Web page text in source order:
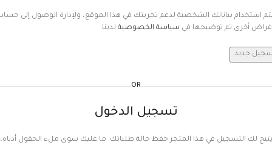
استخدام بياناتك الشخصية لدعم تجربتك في هذا الموقع، ولإدارة الوصول إلى
أخرى تم توضيحها في سياسة الخصوصية لدينا.
جديد
OR
تسجيل الدخول
يتيح لك التسجيل في هذا المتجر حفظ حالة طلباتك. ما عليك سوى ملء الحقول أدناه،